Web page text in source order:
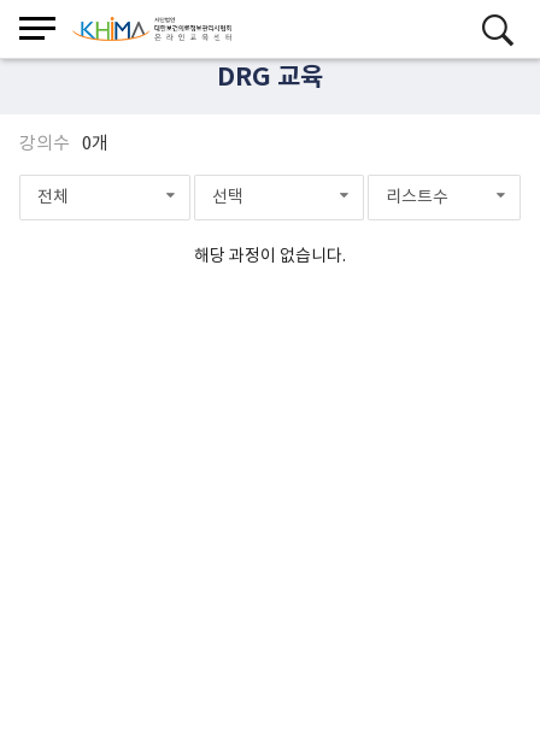
DRG 교육
강의수 0개
전체 선택 리스트수
해당 과정이 없습니다.